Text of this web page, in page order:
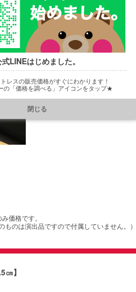
価格です。
のは演出品ですので付属していません。）
】
LINEはじめました。
レスの販売価格がすぐにわかります！
の「価格を調べる」アイコンをタップ★
line.me/R/ti/p/@901ptzjz
閉じる